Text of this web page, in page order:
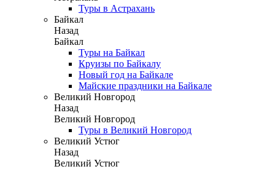
Туры в Астрахань
Байкал
Назад
Байкал
Туры на Байкал
Круизы по Байкалу
Новый год на Байкале
Майские праздники на Байкале
Великий Новгород
Назад
Великий Новгород
Туры в Великий Новгород
Великий Устюг
Назад
Великий Устюг